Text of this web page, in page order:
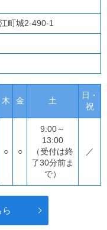
町城2-490-1
木 金 土
日・
祝
○ ○
9:00～
13:00
（受付は終
了30分前ま
で）
／